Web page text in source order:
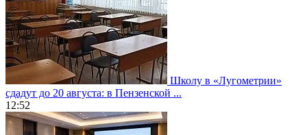
Школу в «Лугометрии»
сдадут до 20 августа: в Пензенской ...
12:52